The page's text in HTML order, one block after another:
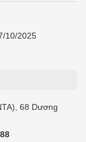
10/2025
68 Dương